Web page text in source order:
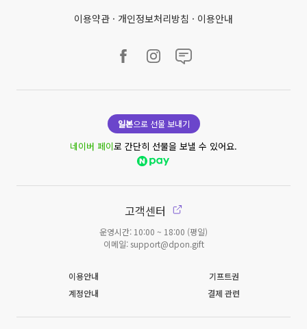
이용약관 · 개인정보처리방침 · 이용안내
일본으로 선물 보내기
네이버 페이로 간단히 선물을 보낼 수 있어요.
고객센터
운영시간: 10:00 ~ 18:00 (평일)
이메일: support@dpon.gift
이용안내
기프트권
계정안내
결제 관련